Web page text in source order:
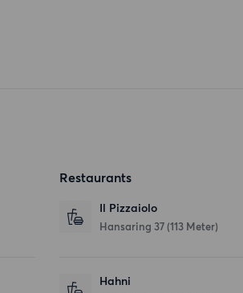
Restaurants
Il Pizzaiolo
Hansaring 37 (113 Meter)
Hahni